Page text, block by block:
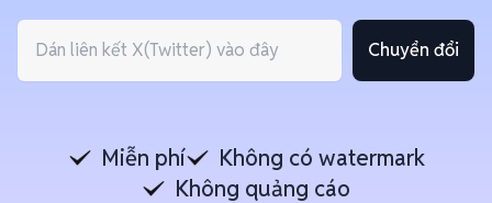
Chuyển đổi
Miễn phí
Không có watermark
Không quảng cáo